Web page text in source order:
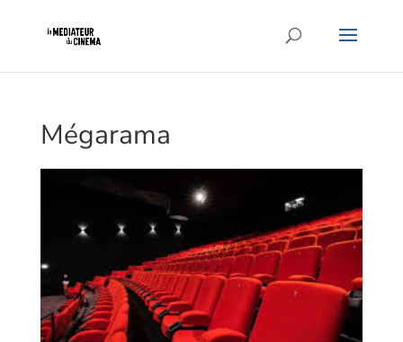
Mégarama